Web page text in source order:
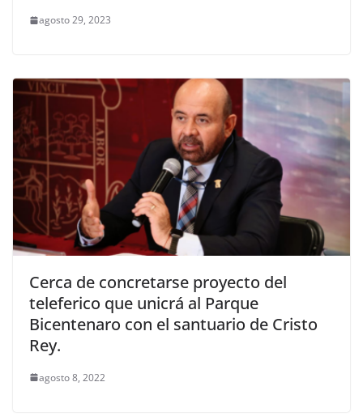
agosto 29, 2023
Cerca de concretarse proyecto del
teleferico que unicrá al Parque
Bicentenaro con el santuario de Cristo
Rey.
agosto 8, 2022